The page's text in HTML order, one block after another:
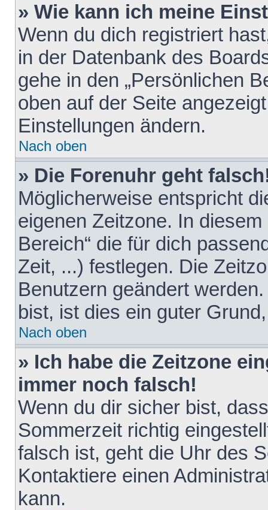
» Wie kann ich meine
Wenn du dich registriert
in der Datenbank des
gehe in den „Persönlichen
oben auf der Seite
Einstellungen ändern.
Nach oben
» Die Forenuhr geht
Möglicherweise entspricht
eigenen Zeitzone. In
Bereich“ die für dich
Zeit, ...) festlegen. Die
Benutzern geändert
bist, ist dies ein guter
Nach oben
» Ich habe die Zeitzone
immer noch falsch!
Wenn du dir sicher bist,
Sommerzeit richtig
falsch ist, geht die Uhr des
Kontaktiere einen
kann.